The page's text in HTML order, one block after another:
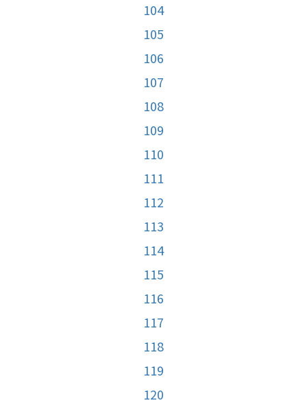
104
105
106
107
108
109
110
111
112
113
114
115
116
117
118
119
120